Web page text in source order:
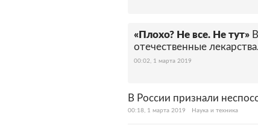
«Плохо? Не все. Не тут»
отечественные
00:02, 1 марта 2019
В России признали
00:18, 1 марта 2019 Наука и техника